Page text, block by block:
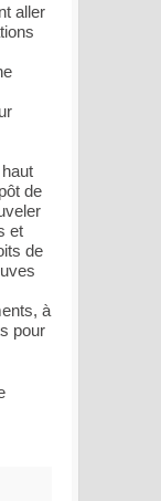
aller
de
et
de
à
pour